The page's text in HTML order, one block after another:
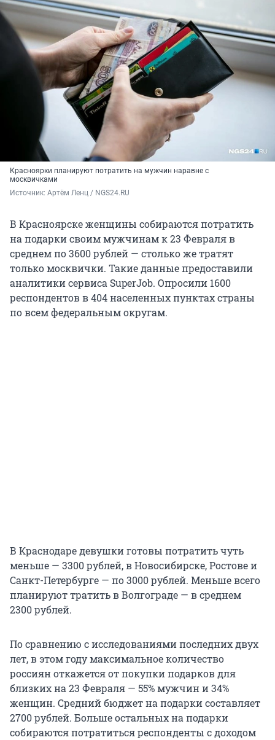
Красноярки планируют потратить на мужчин наравне с
москвичками
Источник: Артём Ленц / NGS24.RU
В Красноярске женщины собираются потратить
на подарки своим мужчинам к 23 Февраля в
среднем по 3600 рублей — столько же тратят
только москвички. Такие данные предоставили
аналитики сервиса SuperJob. Опросили 1600
респондентов в 404 населенных пунктах страны
по всем федеральным округам.
В Краснодаре девушки готовы потратить чуть
меньше — 3300 рублей, в Новосибирске, Ростове и
Санкт-Петербурге — по 3000 рублей. Меньше всего
планируют тратить в Волгограде — в среднем
2300 рублей.
По сравнению с исследованиями последних двух
лет, в этом году максимальное количество
россиян откажется от покупки подарков для
близких на 23 Февраля — 55% мужчин и 34%
женщин. Средний бюджет на подарки составляет
2700 рублей. Больше остальных на подарки
собираются потратиться респонденты с доходом